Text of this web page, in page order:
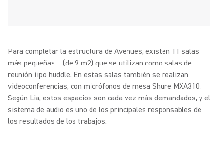
Para completar la estructura de Avenues, existen 11 salas
más pequeñas (de 9 m2) que se utilizan como salas de
reunión tipo huddle. En estas salas también se realizan
videoconferencias, con micrófonos de mesa Shure MXA310.
Según Lia, estos espacios son cada vez más demandados, y el
sistema de audio es uno de los principales responsables de
los resultados de los trabajos.